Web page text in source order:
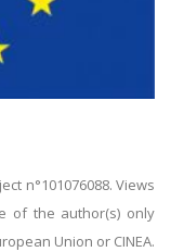
n°101076088. Views
of the author(s) only
Union or CINEA.